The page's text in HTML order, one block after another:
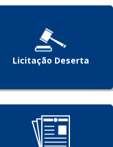
Licitação Deserta